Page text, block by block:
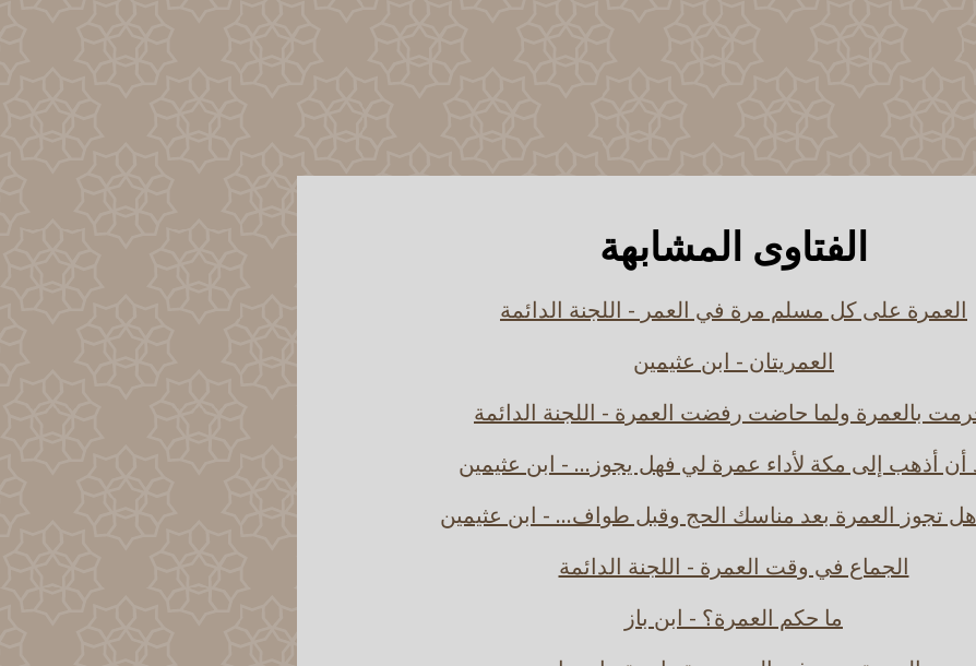
الفتاوى المشابهة
العمرة على كل مسلم مرة في العمر - اللجنة الدائمة
العمريتان - ابن عثيمين
بالعمرة ولما حاضت رفضت العمرة - اللجنة الدائمة
أن أذهب إلى مكة لأداء عمرة لي فهل يجوز... - ابن عثيمين
تجوز العمرة بعد مناسك الحج وقبل طواف... - ابن عثيمين
الجماع في وقت العمرة - اللجنة الدائمة
ما حكم العمرة؟ - ابن باز